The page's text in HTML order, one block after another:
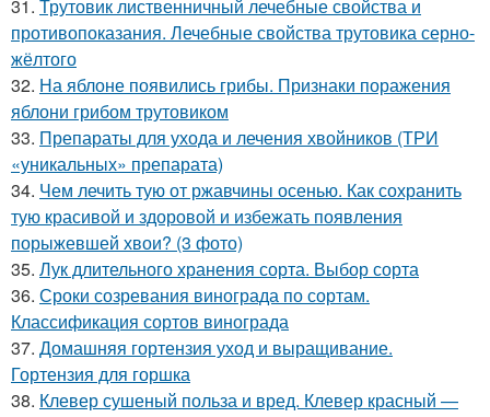
31. Трутовик лиственничный лечебные свойства и
противопоказания. Лечебные свойства трутовика серно-
жёлтого
32. На яблоне появились грибы. Признаки поражения
яблони грибом трутовиком
33. Препараты для ухода и лечения хвойников (ТРИ
«уникальных» препарата)
34. Чем лечить тую от ржавчины осенью. Как сохранить
тую красивой и здоровой и избежать появления
порыжевшей хвои? (3 фото)
35. Лук длительного хранения сорта. Выбор сорта
36. Сроки созревания винограда по сортам.
Классификация сортов винограда
37. Домашняя гортензия уход и выращивание.
Гортензия для горшка
38. Клевер сушеный польза и вред. Клевер красный —